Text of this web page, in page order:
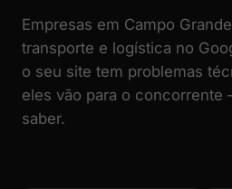
Empresas em Campo
transporte e logística no
o seu site tem problemas
eles vão para o
saber.